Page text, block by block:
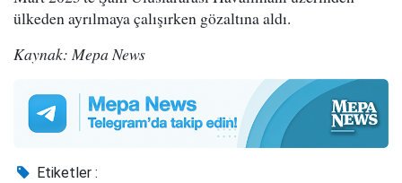
ülkeden ayrılmaya çalışırken gözaltına aldı.
Kaynak: Mepa News
Etiketler :